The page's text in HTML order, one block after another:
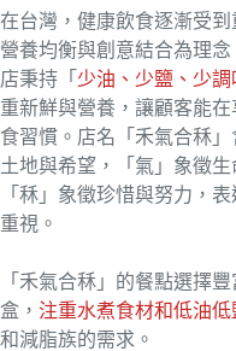
在台灣，健康飲食逐漸受
營養均衡與創意結合為理
店秉持「 少油、少鹽、少調
重新鮮與營養，讓顧客能
食習慣。店名「禾氣合秝
土地與希望，「氣」象徵
「秝」象徵珍惜與努力，
重視。
「禾氣合秝」的餐點選擇
盒， 注重水煮食材和低油
和減脂族的需求。